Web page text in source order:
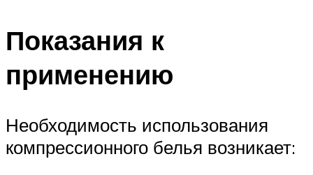
Показания к
применению
Необходимость использования
компрессионного белья возникает: